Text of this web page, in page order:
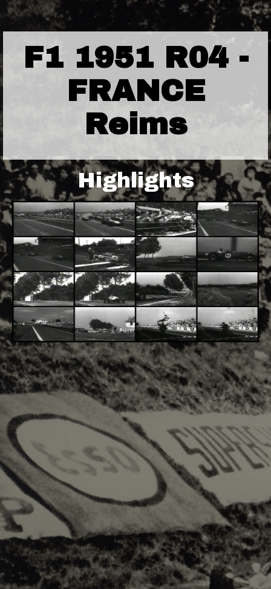
F1 1951 R04 -
FRANCE
Reims
Highlights
Adsense - F1 World - 50s